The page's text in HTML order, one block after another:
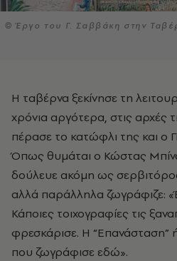
© Έργο του Γ. Σαββάκη στην
Η ταβέρνα ξεκίνησε τη λειτουργία της το 1967. Λίγα
χρόνια αργότερα, στις αρχές
πέρασε το κατώφλι της και ο
Όπως θυμάται ο Κώστας
δούλευε ακόμη ως
αλλά παράλληλα ζωγράφιζε:
Κάποιες τοιχογραφίες τις
φρεσκάρισε. Η
που ζωγράφισε εδώ».